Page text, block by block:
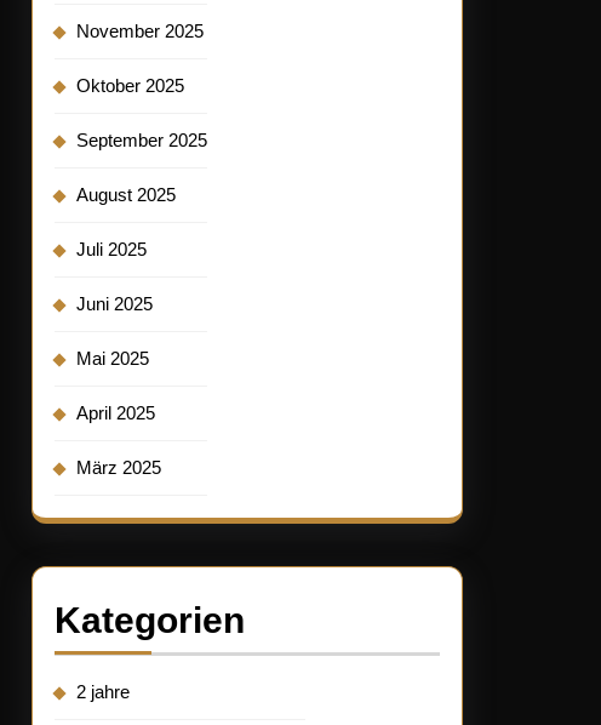
November 2025
Oktober 2025
September 2025
August 2025
Juli 2025
Juni 2025
Mai 2025
April 2025
März 2025
Kategorien
2 jahre